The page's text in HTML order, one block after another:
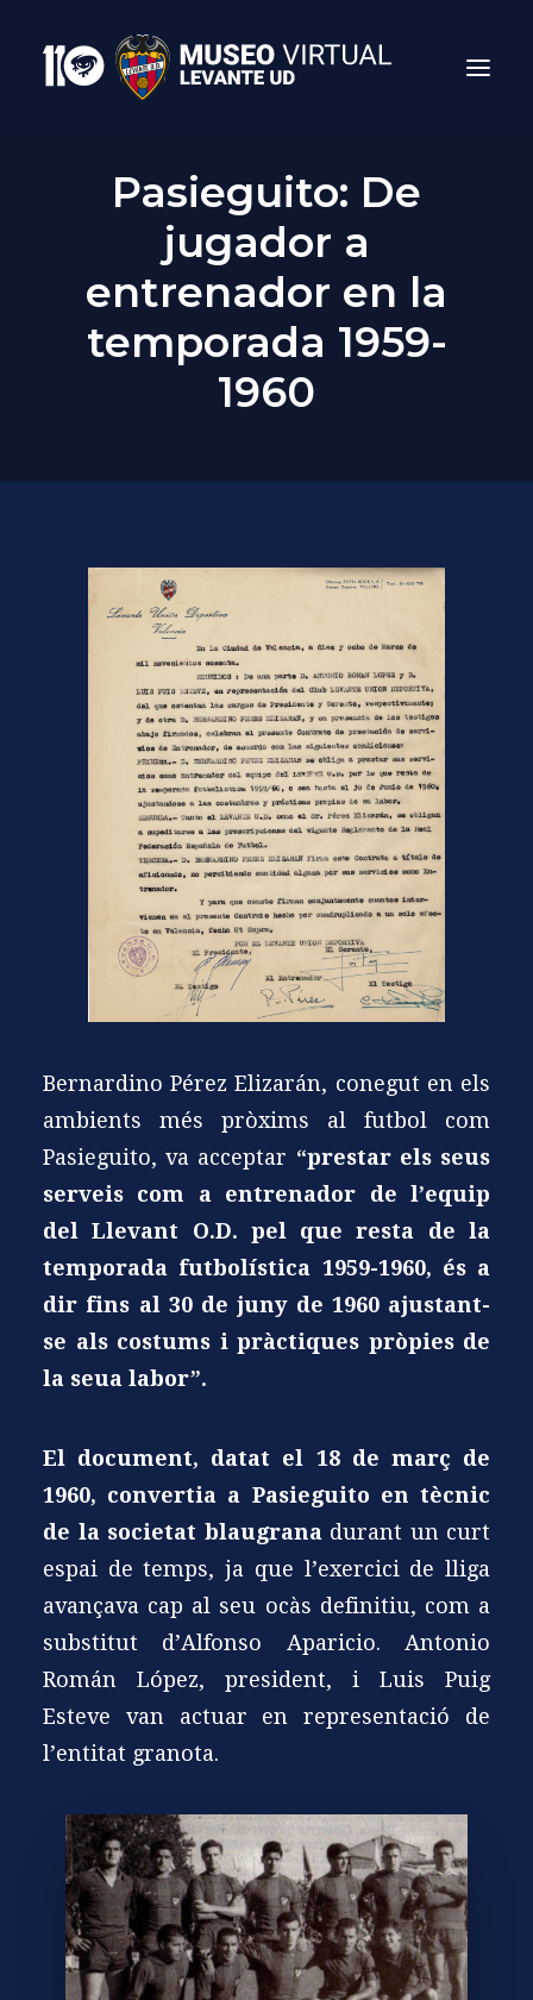
Pasieguito: De
jugador a
entrenador en la
temporada 1959-
1960
Bernardino Pérez Elizarán, conegut en els
ambients més pròxims al futbol com
Pasieguito, va acceptar “prestar els seus
serveis com a entrenador de l’equip
del Llevant O.D. pel que resta de la
temporada futbolística 1959-1960, és a
dir fins al 30 de juny de 1960 ajustant-
se als costums i pràctiques pròpies de
la seua labor”.
El document, datat el 18 de març de
1960, convertia a Pasieguito en tècnic
de la societat blaugrana durant un curt
espai de temps, ja que l’exercici de lliga
avançava cap al seu ocàs definitiu, com a
substitut d’Alfonso Aparicio. Antonio
Román López, president, i Luis Puig
Esteve van actuar en representació de
l’entitat granota.